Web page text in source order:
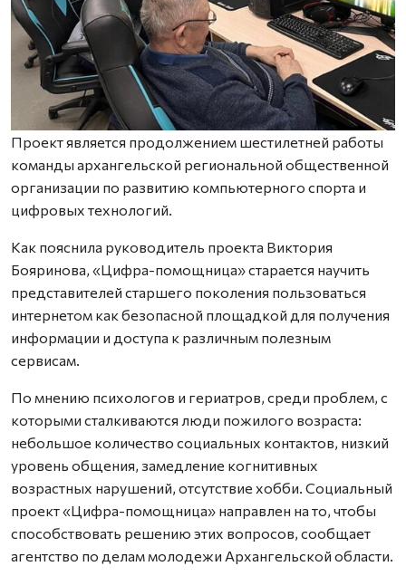
Проект является продолжением шестилетней работы
команды архангельской региональной общественной
организации по развитию компьютерного спорта и
цифровых технологий.
Как пояснила руководитель проекта Виктория
Бояринова, «Цифра-помощница» старается научить
представителей старшего поколения пользоваться
интернетом как безопасной площадкой для получения
информации и доступа к различным полезным
сервисам.
По мнению психологов и гериатров, среди проблем, с
которыми сталкиваются люди пожилого возраста:
небольшое количество социальных контактов, низкий
уровень общения, замедление когнитивных
возрастных нарушений, отсутствие хобби. Социальный
проект «Цифра-помощница» направлен на то, чтобы
способствовать решению этих вопросов, сообщает
агентство по делам молодежи Архангельской области.